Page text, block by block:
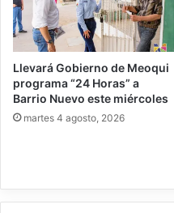
Llevará Gobierno de Meoqui
programa “24 Horas” a
Barrio Nuevo este miércoles
martes 4 agosto, 2026